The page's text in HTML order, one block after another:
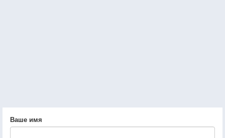
Ваше имя